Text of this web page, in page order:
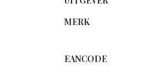
MERK
EANCODE